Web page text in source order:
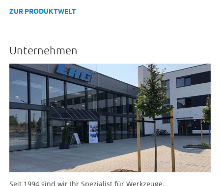
ZUR PRODUKTWELT
Unternehmen
Seit 1994 sind wir Ihr Spezialist für Werkzeuge,